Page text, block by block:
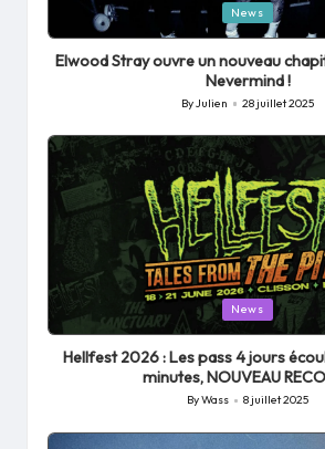
Posted
in
News
Elwood Stray ouvre un nouveau
Nevermind !
Posted
by
ByJulien 28 juillet 2025
Posted
in
News
Hellfest 2026 : Les pass 4 jours
minutes, NOUVEAU
Posted
ByWass 8 juillet 2025